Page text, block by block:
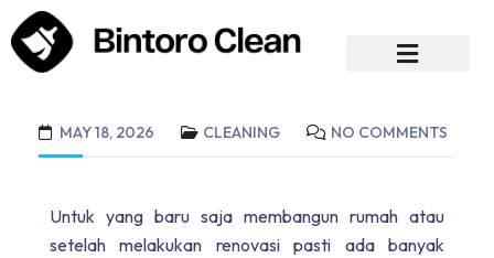
MAY 18, 2026 CLEANING NO COMMENTS
Untuk yang baru saja membangun rumah atau
setelah melakukan renovasi pasti ada banyak